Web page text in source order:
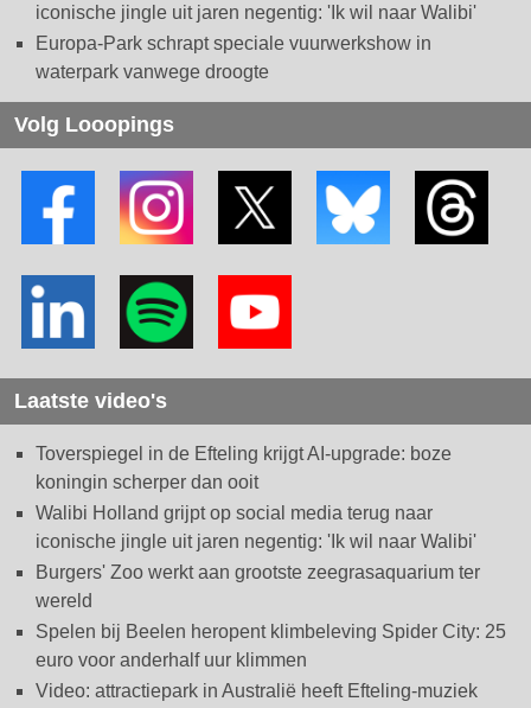
iconische jingle uit jaren negentig: 'Ik wil naar Walibi'
Europa-Park schrapt speciale vuurwerkshow in
waterpark vanwege droogte
Volg Looopings
Laatste video's
Toverspiegel in de Efteling krijgt AI-upgrade: boze
koningin scherper dan ooit
Walibi Holland grijpt op social media terug naar
iconische jingle uit jaren negentig: 'Ik wil naar Walibi'
Burgers' Zoo werkt aan grootste zeegrasaquarium ter
wereld
Spelen bij Beelen heropent klimbeleving Spider City: 25
euro voor anderhalf uur klimmen
Video: attractiepark in Australië heeft Efteling-muziek